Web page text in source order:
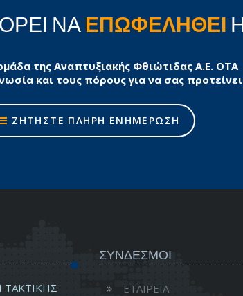
ΝΑ ΕΠΩΦΕΛΗΘΕΙ
της Αναπτυξιακής Φθιώτιδας Α.Ε. ΟΤΑ
και τους πόρους για να σας
ΖΗΤΗΣΤΕ ΠΛΗΡΗ ΕΝΗΜΕΡΩΣΗ
ΣΥΝΔΕΣΜΟΙ
ΕΤΑΙΡΕΙΑ